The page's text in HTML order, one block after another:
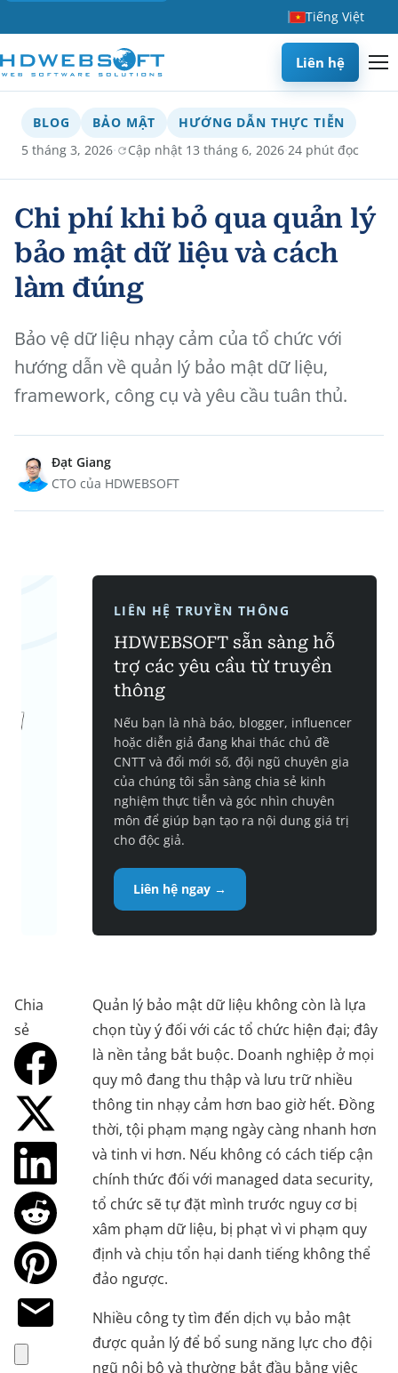
Tiếng Việt
Liên hệ
BLOG BẢO MẬT
HƯỚNG DẪN THỰC TIỄN
5 tháng 3, 2026· Cập nhật 13 tháng 6, 2026·24 phút đọc
Chi phí khi bỏ qua quản lý
bảo mật dữ liệu và cách
làm đúng
Bảo vệ dữ liệu nhạy cảm của tổ chức với
hướng dẫn về quản lý bảo mật dữ liệu,
framework, công cụ và yêu cầu tuân thủ.
Đạt Giang
CTO của HDWEBSOFT
LIÊN HỆ TRUYỀN THÔNG
HDWEBSOFT sẵn sàng hỗ
trợ các yêu cầu từ truyền
thông
Nếu bạn là nhà báo, blogger, influencer
hoặc diễn giả đang khai thác chủ đề
CNTT và đổi mới số, đội ngũ chuyên gia
của chúng tôi sẵn sàng chia sẻ kinh
nghiệm thực tiễn và góc nhìn chuyên
môn để giúp bạn tạo ra nội dung giá trị
cho độc giả.
Liên hệ ngay →
Chia
sẻ
Quản lý bảo mật dữ liệu không còn là lựa
chọn tùy ý đối với các tổ chức hiện đại; đây
là nền tảng bắt buộc. Doanh nghiệp ở mọi
quy mô đang thu thập và lưu trữ nhiều
thông tin nhạy cảm hơn bao giờ hết. Đồng
thời, tội phạm mạng ngày càng nhanh hơn
và tinh vi hơn. Nếu không có cách tiếp cận
chính thức đối với managed data security,
tổ chức sẽ tự đặt mình trước nguy cơ bị
xâm phạm dữ liệu, bị phạt vì vi phạm quy
định và chịu tổn hại danh tiếng không thể
đảo ngược.
Nhiều công ty tìm đến dịch vụ bảo mật
được quản lý để bổ sung năng lực cho đội
ngũ nội bộ và thường bắt đầu bằng việc